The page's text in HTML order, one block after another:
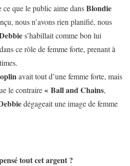
ce que le public aime dansBlondie
nous n’avons rien planifié, nous
s’habillait comme bon lui
ce rôle de femme forte, prenant à
avait tout d’une femme forte, mais
le contraire« Ball and Chains,
dégageait une image de femme
tout cet argent ?